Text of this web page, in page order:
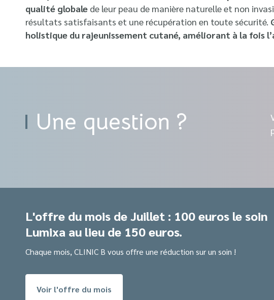
qualité globale de leur peau de manière naturelle et non
résultats satisfaisants et une récupération en toute sécurité.
holistique du rajeunissement cutané, améliorant à la fois
Une question ?
L'offre du mois de Juillet : 100 euros le soin
Lumixa au lieu de 150 euros.
Chaque mois, CLINIC B vous offre une réduction sur un soin !
Voir l'offre du mois